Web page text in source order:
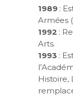
1989:
Armées
1992 :
Arts.
1993 :
Histoire,